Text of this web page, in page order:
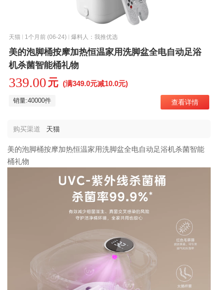
天猫 1个月前 (06-24) 爆料人：我推优选
美的泡脚桶按摩加热恒温家用洗脚盆全电自动足浴
机杀菌智能桶礼物
339.00 元 (满349.0元减10.0元)
销量:40000件 查看详情
购买渠道 天猫
美的泡脚桶按摩加热恒温家用洗脚盆全电自动足浴机杀菌智能
桶礼物